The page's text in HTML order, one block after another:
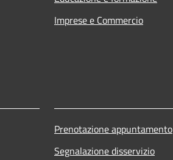
Imprese e Commercio
Prenotazione appuntamento
Segnalazione disservizio